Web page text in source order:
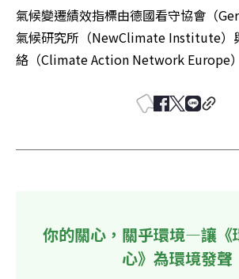
氣候變遷績效指標由德國看守協會（
氣候研究所（NewClimate Institute）
絡（Climate Action Network Europe
你的關心，關乎環境—讓《
心》為環境發聲